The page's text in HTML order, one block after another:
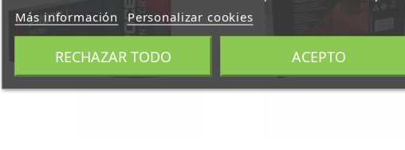
Más información Personalizar cookies
RECHAZAR TODO ACEPTO